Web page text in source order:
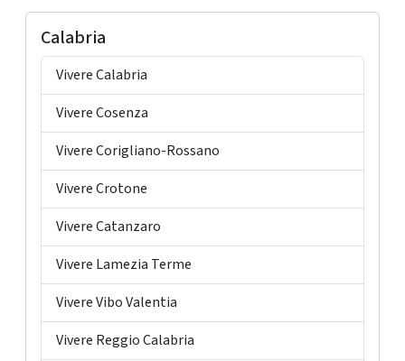
Calabria
Vivere Calabria
Vivere Cosenza
Vivere Corigliano-Rossano
Vivere Crotone
Vivere Catanzaro
Vivere Lamezia Terme
Vivere Vibo Valentia
Vivere Reggio Calabria